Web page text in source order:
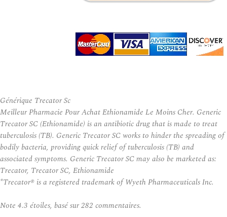
Générique Trecator Sc
Meilleur Pharmacie Pour Achat Ethionamide Le Moins Cher. Generic
Trecator SC (Ethionamide) is an antibiotic drug that is made to treat
tuberculosis (TB). Generic Trecator SC works to hinder the spreading of
bodily bacteria, providing quick relief of tuberculosis (TB) and
associated symptoms. Generic Trecator SC may also be marketed as:
Trecator, Trecator SC, Ethionamide
*Trecator® is a registered trademark of Wyeth Pharmaceuticals Inc.
Note 4.3 étoiles, basé sur282 commentaires.